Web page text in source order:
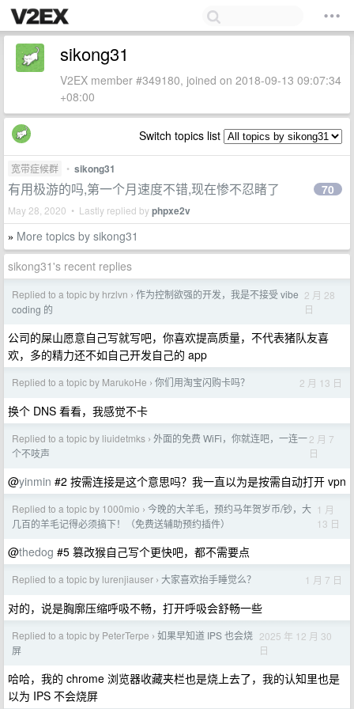
sikong31
V2EX member #349180, joined on 2018-09-13 09:07:34
+08:00
Switch topics list
宽带症候群 • sikong31
有用极游的吗,第一个月速度不错,现在惨不忍睹了
May 28, 2020 • Lastly replied byphpxe2v
70
» More topics by sikong31
sikong31's recent replies
Replied to a topic by hrzlvn › 作为控制欲强的开发，我是不接受 vibe
coding 的
2 月 28
日
公司的屎山愿意自己写就写吧，你喜欢提高质量，不代表猪队友喜
欢，多的精力还不如自己开发自己的 app
Replied to a topic by MarukoHe › 你们用淘宝闪购卡吗？ 2 月 13 日
换个 DNS 看看，我感觉不卡
Replied to a topic by liuidetmks › 外面的免费 WiFi，你就连吧，一连一
个不吱声
2 月 7
日
@yinmin #2 按需连接是这个意思吗？我一直以为是按需自动打开 vpn
Replied to a topic by 1000mio › 今晚的大羊毛，预约马年贺岁币/钞，大
几百的羊毛记得必须搞下！（免费送辅助预约插件）
1 月
13 日
@thedog #5 篡改猴自己写个更快吧，都不需要点
Replied to a topic by lurenjiauser › 大家喜欢抬手睡觉么？ 1 月 7 日
对的，说是胸廓压缩呼吸不畅，打开呼吸会舒畅一些
Replied to a topic by PeterTerpe › 如果早知道 IPS 也会烧
屏
2025 年 12 月 30
日
哈哈，我的 chrome 浏览器收藏夹栏也是烧上去了，我的认知里也是
以为 IPS 不会烧屏